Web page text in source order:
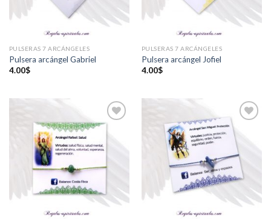
PULSERAS 7 ARCÁNGELES
Pulsera arcángel Gabriel
4.00$
PULSERAS 7 ARCÁNGELES
Pulsera arcángel Jofiel
4.00$
lista de
Añadir
lista de
deseos